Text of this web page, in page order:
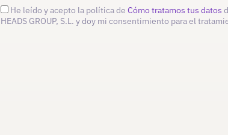
He leído y acepto la política de Cómo tratamos tus datos
HEADS GROUP, S.L. y doy mi consentimiento para el